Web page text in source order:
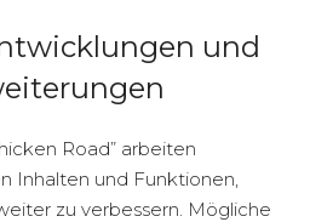
und
Road” arbeiten
Inhalten und Funktionen,
zu verbessern. Mögliche